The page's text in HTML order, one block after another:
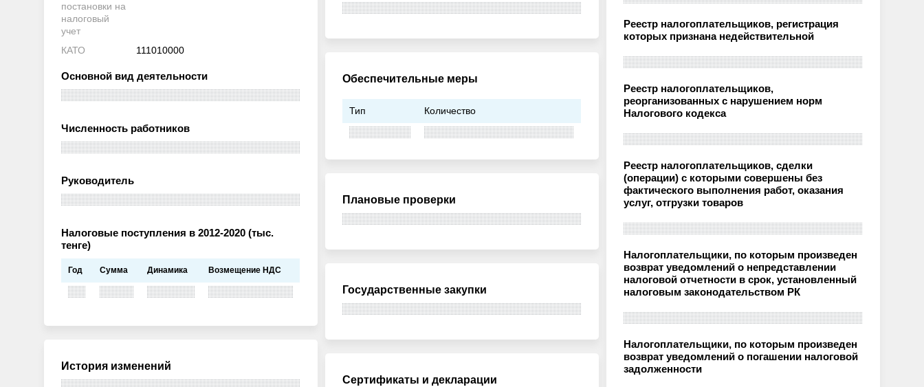
постановки на
налоговый
учет
КАТО 111010000
Основной вид деятельности
Численность работников
Руководитель
Налоговые поступления в 2012-2020 (тыс.
тенге)
Год Сумма Динамика Возмещение НДС
История изменений
Обеспечительные меры
Тип Количество
Плановые проверки
Государственные закупки
Сертификаты и декларации
Реестр налогоплательщиков, регистрация
которых признана недействительной
Реестр налогоплательщиков,
реорганизованных с нарушением норм
Налогового кодекса
Реестр налогоплательщиков, сделки
(операции) с которыми совершены без
фактического выполнения работ, оказания
услуг, отгрузки товаров
Налогоплательщики, по которым произведен
возврат уведомлений о непредставлении
налоговой отчетности в срок, установленный
налоговым законодательством РК
Налогоплательщики, по которым произведен
возврат уведомлений о погашении налоговой
задолженности